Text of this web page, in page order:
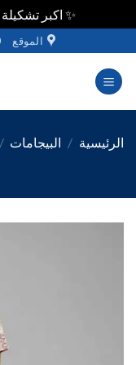
✨ اكبر تشكيلة
الموقع
/ البيجامات /